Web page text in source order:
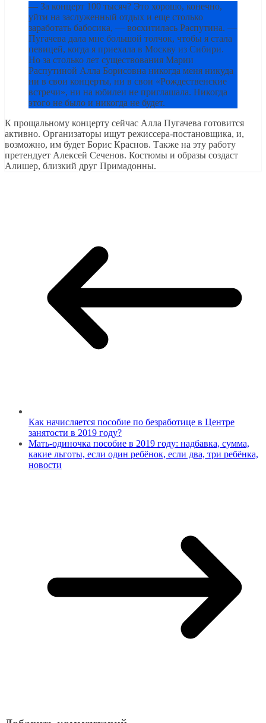
— За концерт 100 тысяч? Это хорошо, конечно,
уйти на заслуженный отдых и еще столько
заработать бабосика, — восхитилась Распутина. —
Пугачева дала мне большой толчок, чтобы я стала
певицей, когда я приехала в Москву из Сибири.
Но за столько лет существования Марии
Распутиной Алла Борисовна никогда меня никуда
ни в свои концерты, ни в свои «Рождественские
встречи», ни на юбилеи не приглашала. Никогда
этого не было и никогда не будет.
К прощальному концерту сейчас Алла Пугачева готовится
активно. Организаторы ищут режиссера-постановщика, и,
возможно, им будет Борис Краснов. Также на эту работу
претендует Алексей Сеченов. Костюмы и образы создаст
Алишер, близкий друг Примадонны.
Как начисляется пособие по безработице в Центре
занятости в 2019 году?
Мать-одиночка пособие в 2019 году: надбавка, сумма,
какие льготы, если один ребёнок, если два, три ребёнка,
новости